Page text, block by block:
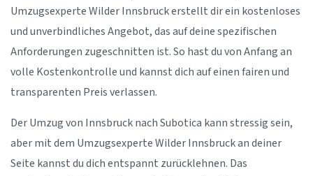
Umzugsexperte Wilder Innsbruck erstellt dir ein kostenloses
und unverbindliches Angebot, das auf deine spezifischen
Anforderungen zugeschnitten ist. So hast du von Anfang an
volle Kostenkontrolle und kannst dich auf einen fairen und
transparenten Preis verlassen.
Der Umzug von Innsbruck nach Subotica kann stressig sein,
aber mit dem Umzugsexperte Wilder Innsbruck an deiner
Seite kannst du dich entspannt zurücklehnen. Das